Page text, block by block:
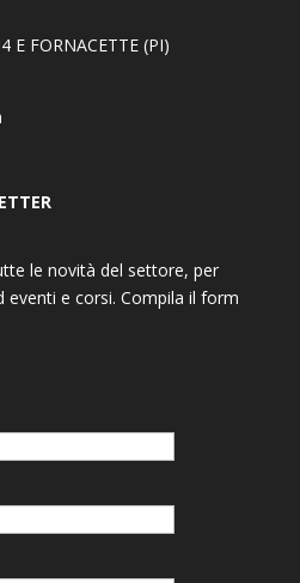
E FORNACETTE (PI)
le novità del settore, per
eventi e corsi. Compila il form